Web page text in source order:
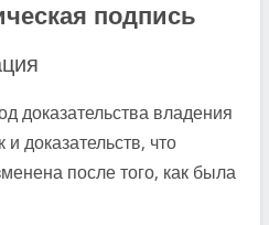
подпись
доказательства владения
доказательств, что
после того, как была